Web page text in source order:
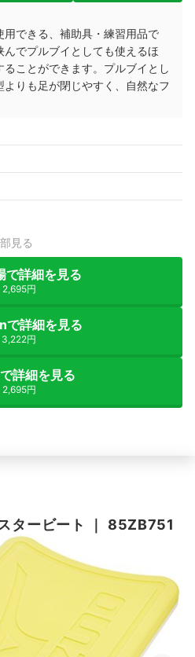
できる、補助具・練習用品で
でプルブイとしても使えるほ
ことができます。プルブイとし
りも足が閉じやすく、自然なフ
見る
で詳細を見る
2,695円
で詳細を見る
3,222円
詳細を見る
2,695円
タービート ｜ 85ZB751